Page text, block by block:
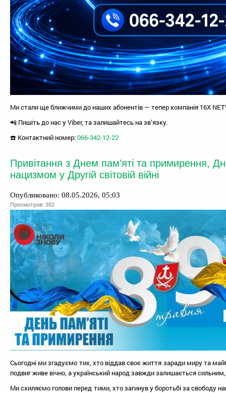
Ми стали ще ближчими до наших абонентів — тепер компанія 16X
📲 Пишіть до нас у Viber, та залишайтесь на зв’язку.
☎️ Контактний номер:066-342-12-22
Привітання з Днем пам’яті та примирення,
нацизмом у Другій світовій війні
Опубликовано: 08.05.2026, 05:03
Просмотров: 302
Сьогодні ми згадуємо тих, хто віддав своє життя заради миру та
подвиг живе вічно, а український народ завжди залишається
Ми схиляємо голови перед тими, хто загинув у боротьбі за свободу